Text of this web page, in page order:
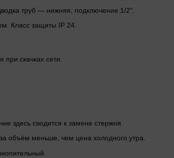
труб — нижняя, подключение 1/2".
Класс защиты IP 24.
при скачках сети.
здесь сводится к замене стержня.
объём меньше, чем цена холодного утра.